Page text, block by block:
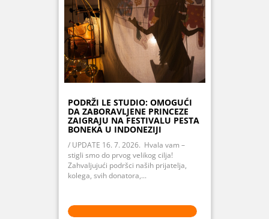
PODRŽI LE STUDIO: OMOGUĆI
DA ZABORAVLJENE PRINCEZE
ZAIGRAJU NA FESTIVALU PESTA
BONEKA U INDONEZIJI
/ UPDATE 16. 7. 2026. Hvala vam –
stigli smo do prvog velikog cilja!
Zahvaljujući podršci naših prijatelja,
kolega, svih donatora,...